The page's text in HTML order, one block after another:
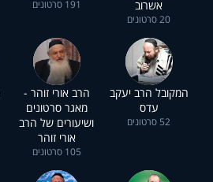
אשרוב
20 סרטונים
191 סרטונים
המקובל הרב יעקב
עדס
52 סרטונים
הרב אורי זוהר -
מאגר סרטונים
ושיעורים של הרב
אורי זוהר
105 סרטונים